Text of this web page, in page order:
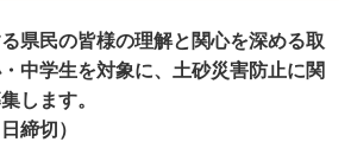
県民の皆様の理解と関心を深める取
中学生を対象に、土砂災害防止に関
します。
締切）